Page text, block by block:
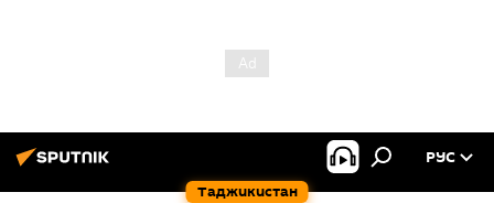
Таджикистан
РУС